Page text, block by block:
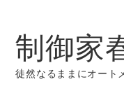
制御家
徒然なるままにオート